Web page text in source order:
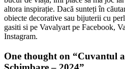
altora inspirație. Dacă sunteți în
obiecte decorative sau bijuterii cu
gasiti si pe Vavalyart pe Facebook,
Instagram.
One thought on “Cuvantul